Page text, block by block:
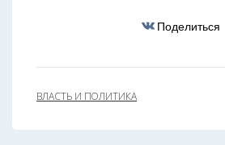
Поделиться
ВЛАСТЬ И ПОЛИТИКА